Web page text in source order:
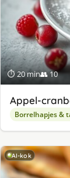
⏱ 20 min👥 10
Appel-
Borrelhapjes &
AI-kok